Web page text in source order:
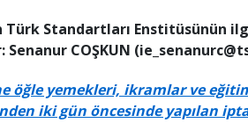
Türk Standartları Enstitüsünün
Senanur COŞKUN
öğle yemekleri, ikramlar ve
iki gün öncesinde yapılan